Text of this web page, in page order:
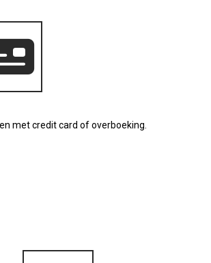
met credit card of overboeking.